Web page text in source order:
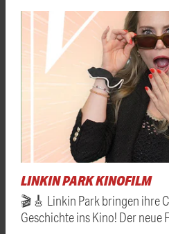
LINKIN PARK KINOFILM
🎬🎸 Linkin Park bringen ihre
Geschichte ins Kino! Der